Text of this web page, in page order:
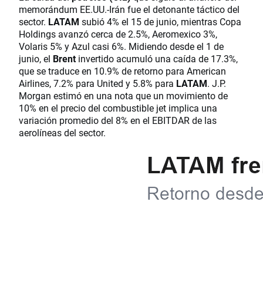
memorándum EE.UU.-Irán fue el detonante táctico del
sector. LATAM subió 4% el 15 de junio, mientras Copa
Holdings avanzó cerca de 2.5%, Aeromexico 3%,
Volaris 5% y Azul casi 6%. Midiendo desde el 1 de
junio, el Brentinvertido acumuló una caída de 17.3%,
que se traduce en 10.9% de retorno para American
Airlines, 7.2% para United y 5.8% para LATAM. J.P.
Morgan estimó en una nota que un movimiento de
10% en el precio del combustible jet implica una
variación promedio del 8% en el EBITDAR de las
aerolíneas del sector.